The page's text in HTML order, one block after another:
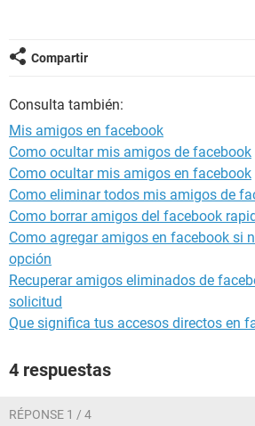
Compartir
Consulta también:
Mis amigos en facebook
Como ocultar mis amigos de facebook
Como ocultar mis amigos en facebook
Como eliminar todos mis amigos de
Como borrar amigos del facebook
Como agregar amigos en facebook si
opción
Recuperar amigos eliminados de
solicitud
Que significa tus accesos directos en
4 respuestas
RÉPONSE 1 / 4